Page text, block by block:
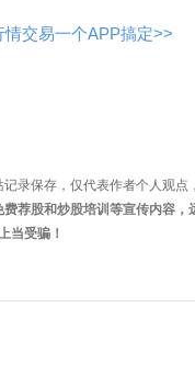
交易一个APP搞定>>
录保存，仅代表作者个人观
荐股和炒股培训等宣传内容
当受骗！